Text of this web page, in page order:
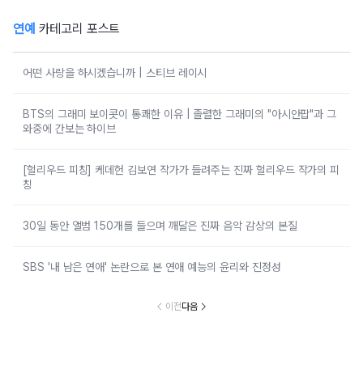
연예 카테고리 포스트
어떤 사랑을 하시겠습니까 | 스티브 레이시
BTS의 그래미 보이콧이 통쾌한 이유 | 졸렬한 그래미의 "아시안팝"과 그
와중에 간보는 하이브
[헐리우드 피칭] 케데헌 김보연 작가가 들려주는 진짜 헐리우드 작가의 피
칭
30일 동안 앨범 150개를 들으며 깨달은 진짜 음악 감상의 본질
SBS '내 남은 연애' 논란으로 본 연애 예능의 윤리와 진정성
이전다음